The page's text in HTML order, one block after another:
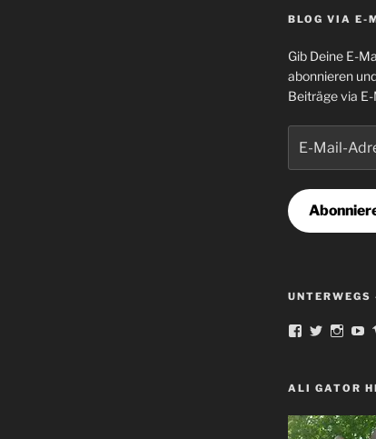
BLOG VIA E-
Gib Deine E-
abonnieren
Beiträge via
Mail-
Adresse
Profil
Facebook
Profil
Twitter
Profil
ALI GATOR